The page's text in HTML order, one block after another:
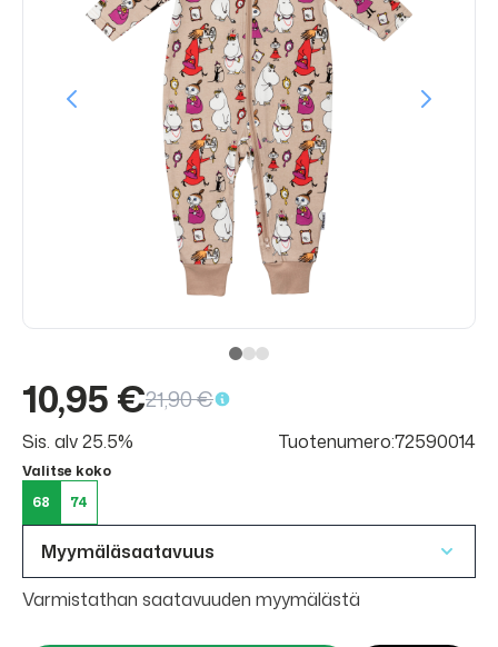
10,95 €21,90 €
Sis. alv 25.5% Tuotenumero:72590014
Valitse koko
68
74
Myymäläsaatavuus
Varmistathan saatavuuden myymälästä